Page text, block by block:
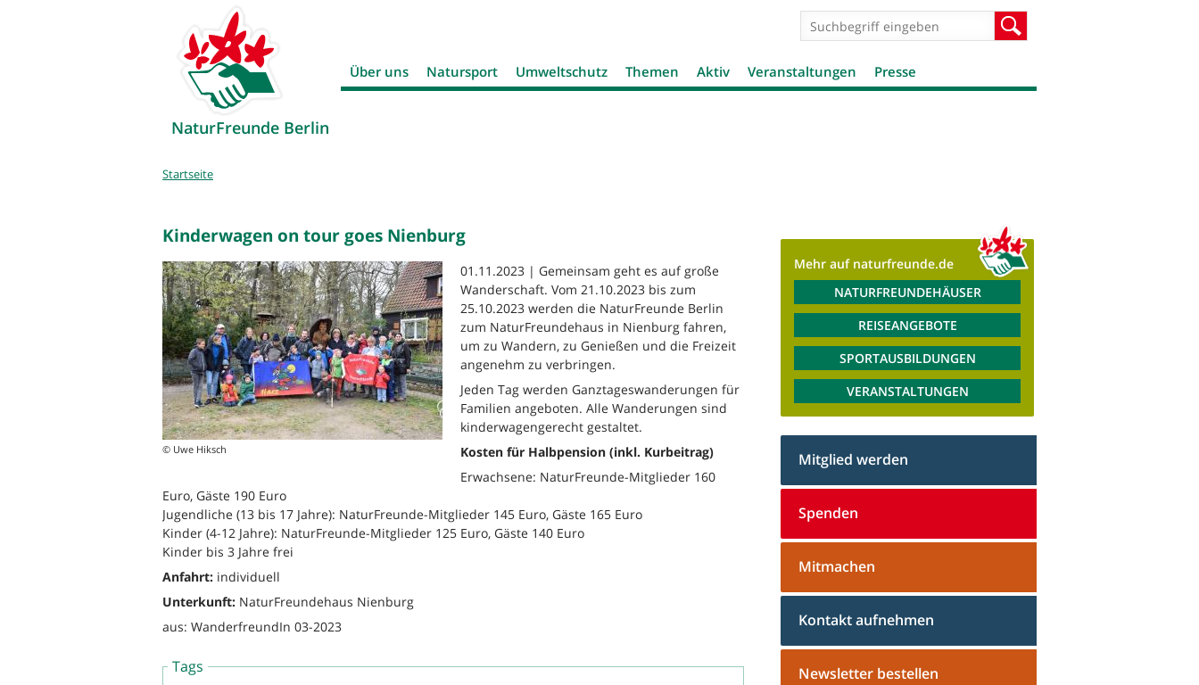
NaturFreunde Berlin
Suchformular
Über uns Natursport Umweltschutz Themen Aktiv Veranstaltungen Presse
Sie
Startseite
Kinderwagen on tour goes Nienburg
© Uwe Hiksch
01.11.2023 | Gemeinsam geht es auf große
Wanderschaft. Vom 21.10.2023 bis zum
25.10.2023 werden die NaturFreunde Berlin
zum NaturFreundehaus in Nienburg fahren,
um zu Wandern, zu Genießen und die Freizeit
angenehm zu verbringen.
Jeden Tag werden Ganztageswanderungen für
Familien angeboten. Alle Wanderungen sind
kinderwagengerecht gestaltet.
Kosten für Halbpension (inkl. Kurbeitrag)
Erwachsene: NaturFreunde-Mitglieder 160
Euro, Gäste 190 Euro
Jugendliche (13 bis 17 Jahre): NaturFreunde-Mitglieder 145 Euro, Gäste 165 Euro
Kinder (4-12 Jahre): NaturFreunde-Mitglieder 125 Euro, Gäste 140 Euro
Kinder bis 3 Jahre frei
Anfahrt: individuell
Unterkunft: NaturFreundehaus Nienburg
aus: WanderfreundIn 03-2023
Tags
Mehr auf naturfreunde.de
NATURFREUNDEHÄUSER
REISEANGEBOTE
SPORTAUSBILDUNGEN
VERANSTALTUNGEN
Mitglied werden
Spenden
Mitmachen
Kontakt aufnehmen
Newsletter bestellen